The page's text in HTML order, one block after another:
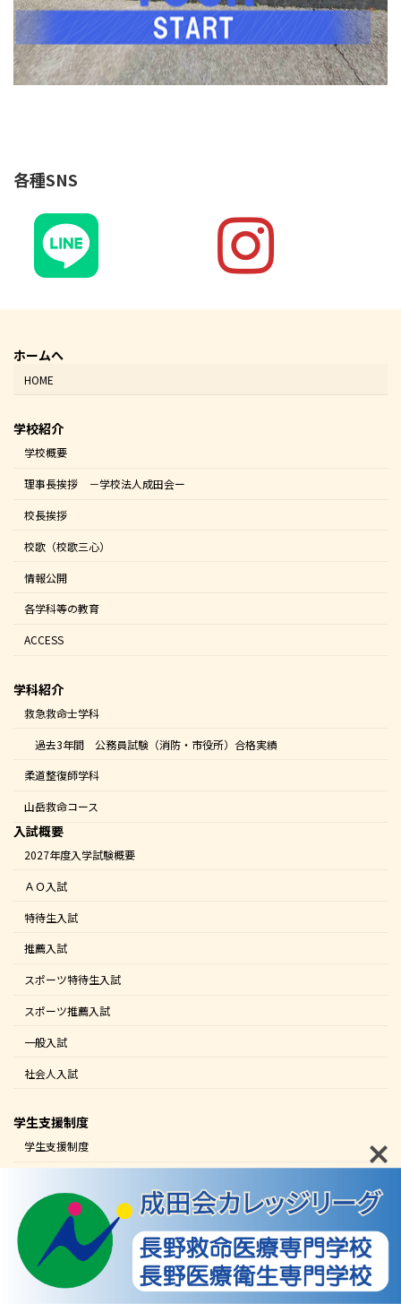
各種SNS
ホームへ
HOME
学校紹介
学校概要
理事長挨拶 －学校法人成田会ー
校長挨拶
校歌（校歌三心）
情報公開
各学科等の教育
ACCESS
学科紹介
救急救命士学科
過去3年間 公務員試験（消防・市役所）合格実績
柔道整復師学科
山岳救命コース
入試概要
2027年度入学試験概要
ＡＯ入試
特待生入試
推薦入試
スポーツ特待生入試
スポーツ推薦入試
一般入試
社会人入試
学生支援制度
学生支援制度
進学イベント
オープンキャンパス
進学ガイダンス
資料請求 ｵｰﾌﾟﾝｷｬﾝﾊﾟｽ お問合せ